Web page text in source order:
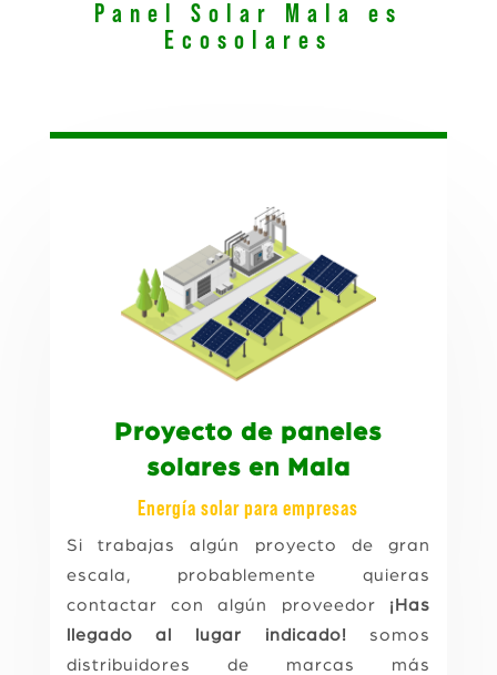
Panel Solar Mala es
Ecosolares
Proyecto de paneles
solares en Mala
Energía solar para empresas
Si trabajas algún proyecto de gran
escala, probablemente quieras
contactar con algún proveedor ¡Has
llegado al lugar indicado! somos
distribuidores de marcas más